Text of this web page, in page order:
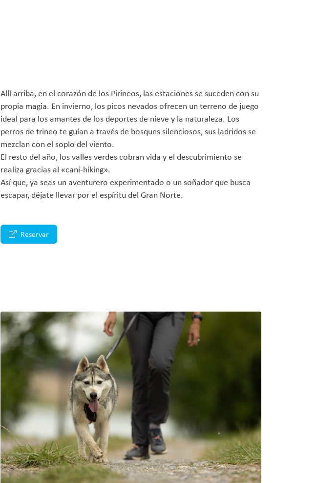
Allí arriba, en el corazón de los Pirineos, las estaciones se suceden con su
propia magia. En invierno, los picos nevados ofrecen un terreno de juego
ideal para los amantes de los deportes de nieve y la naturaleza. Los
perros de trineo te guían a través de bosques silenciosos, sus ladridos se
mezclan con el soplo del viento.
El resto del año, los valles verdes cobran vida y el descubrimiento se
realiza gracias al «cani-hiking».
Así que, ya seas un aventurero experimentado o un soñador que busca
escapar, déjate llevar por el espíritu del Gran Norte.
Reservar